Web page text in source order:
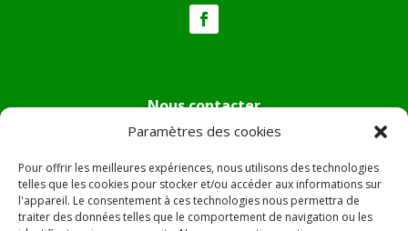
Paramètres des cookies
Pour offrir les meilleures expériences, nous utilisons des technologies
telles que les cookies pour stocker et/ou accéder aux informations sur
l'appareil. Le consentement à ces technologies nous permettra de
traiter des données telles que le comportement de navigation ou les
Nous contacter
Tél :04.95.36.24.02
Mail:
mairie.pietradiverde@wanadoo.fr
Adresse :Hôtel de ville de Pietra di Verde
Le village
20230 Pietra di Verde